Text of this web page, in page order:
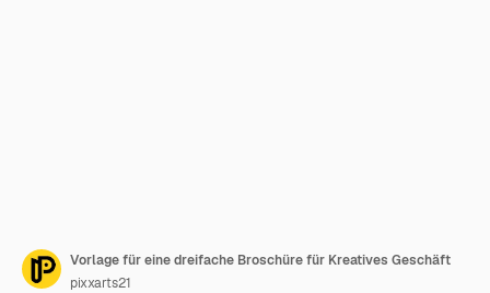
Vorlage für eine dreifache Broschüre für Kreatives Geschäft
pixxarts21